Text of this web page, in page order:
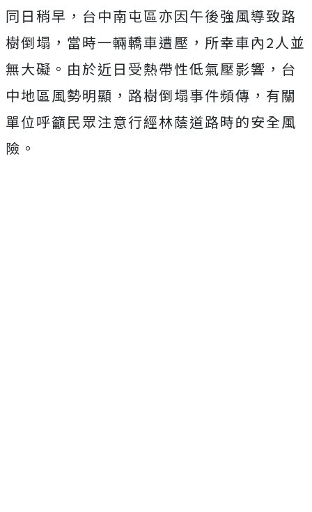
同日稍早，台中南屯區亦因午後強風導致路
樹倒塌，當時一輛轎車遭壓，所幸車內2人並
無大礙。由於近日受熱帶性低氣壓影響，台
中地區風勢明顯，路樹倒塌事件頻傳，有關
單位呼籲民眾注意行經林蔭道路時的安全風
險。